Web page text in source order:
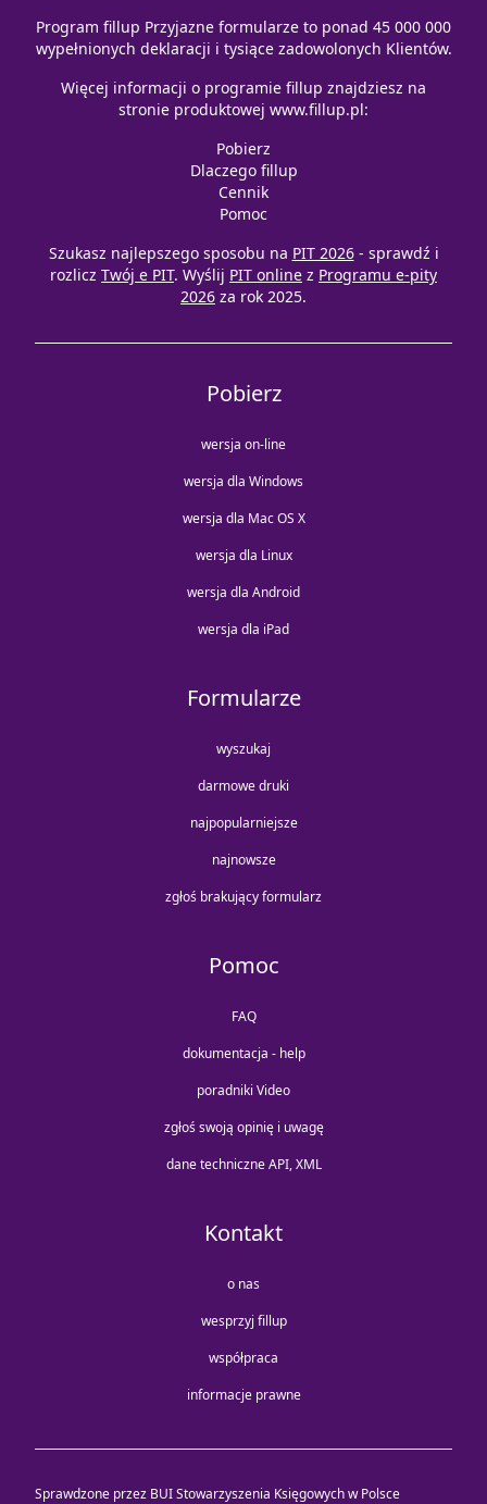
Program fillup Przyjazne formularze to ponad 45 000 000
wypełnionych deklaracji i tysiące zadowolonych Klientów.
Więcej informacji o programie fillup znajdziesz na
stronie produktowej www.fillup.pl:
Pobierz
Dlaczego fillup
Cennik
Pomoc
Szukasz najlepszego sposobu na PIT 2026 - sprawdź i
rozlicz Twój e PIT. Wyślij PIT online z Programu e-pity
2026 za rok 2025.
Pobierz
wersja on-line
wersja dla Windows
wersja dla Mac OS X
wersja dla Linux
wersja dla Android
wersja dla iPad
Formularze
wyszukaj
darmowe druki
najpopularniejsze
najnowsze
zgłoś brakujący formularz
Pomoc
FAQ
dokumentacja - help
poradniki Video
zgłoś swoją opinię i uwagę
dane techniczne API, XML
Kontakt
o nas
wesprzyj fillup
współpraca
informacje prawne
Sprawdzone przez BUI Stowarzyszenia Księgowych w Polsce